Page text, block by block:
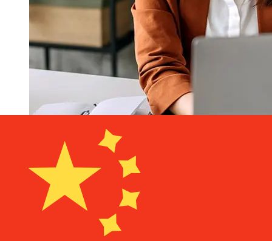
Berliner Sparkasse EUR 到CNY 的传
输速度有多快？